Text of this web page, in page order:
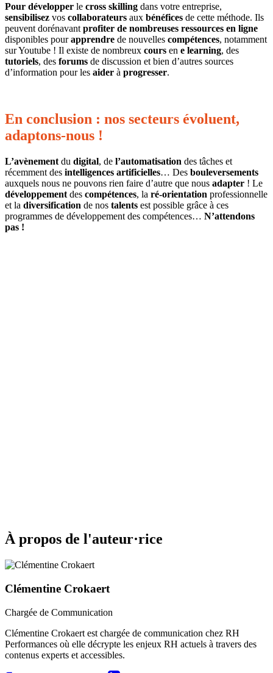
Pour développer le cross skilling dans votre entreprise,
sensibilisez vos collaborateurs aux bénéfices de cette méthode. Ils
peuvent dorénavant profiter de nombreuses ressources en ligne
disponibles pourapprendre de nouvelles compétences, notamment
sur Youtube ! Il existe de nombreux cours en e learning, des
tutoriels, des forums de discussion et bien d’autres sources
d’information pour les aider à progresser.
En conclusion : nos secteurs évoluent,
adaptons-nous !
L’avènement du digital, de l’automatisation des tâches et
récemment des intelligences artificielles… Des bouleversements
auxquels nous ne pouvons rien faire d’autre que nous adapter ! Le
développement des compétences, la ré-orientation professionnelle
et la diversification de nos talents est possible grâce à ces
programmes de développement des compétences… N’attendons
pas !
À propos de l'auteur·rice
Clémentine Crokaert
Chargée de Communication
Clémentine Crokaert est chargée de communication chez RH
Performances où elle décrypte les enjeux RH actuels à travers des
contenus experts et accessibles.